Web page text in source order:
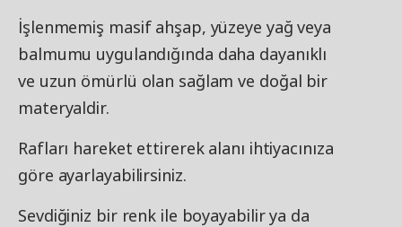
İşlenmemiş masif ahşap, yüzeye yağ veya
balmumu uygulandığında daha dayanıklı
ve uzun ömürlü olan sağlam ve doğal bir
materyaldir.
Rafları hareket ettirerek alanı ihtiyacınıza
göre ayarlayabilirsiniz.
Sevdiğiniz bir renk ile boyayabilir ya da